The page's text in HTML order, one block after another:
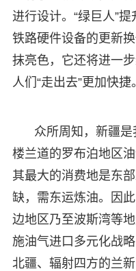
进行设计。“绿巨人”
铁路硬件设备的更新
抹亮色，它还将进一
人们“走出去”更加快捷。
众所周知，新疆是
楼兰道的罗布泊地区
其最大的消费地是东
缺，需东运炼油。因
边地区乃至波斯湾等
施油气进口多元化战
北疆、辐射四方的兰